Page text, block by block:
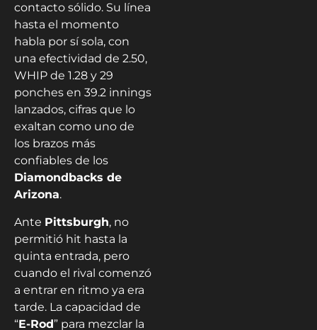
contacto sólido. Su línea
hasta el momento
habla por sí sola, con
una efectividad de 2.50,
WHIP de 1.28 y 29
ponches en 39.2 innings
lanzados, cifras que lo
exaltan como uno de
los brazos más
confiables de los
Diamondbacks de
Arizona.
Ante Pittsburgh, no
permitió hit hasta la
quinta entrada, pero
cuando el rival comenzó
a entrar en ritmo ya era
tarde. La capacidad de
“E-Rod” para mezclar la